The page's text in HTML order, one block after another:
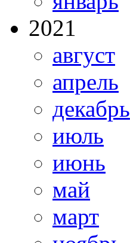
2021
август
апрель
декабрь
июль
июнь
май
март